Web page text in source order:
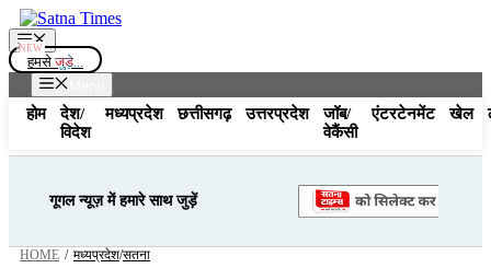
Skip
to
content
Menu
हमसे जुड़े...
होम
देश/
विदेश
मध्यप्रदेश छत्तीसगढ़ उत्तरप्रदेश
जॉब/
वेकैंसी
एंटरटेनमेंट खेल
गूगल न्यूज़ में हमारे साथ जुड़ें
HOME / मध्यप्रदेश/सतना